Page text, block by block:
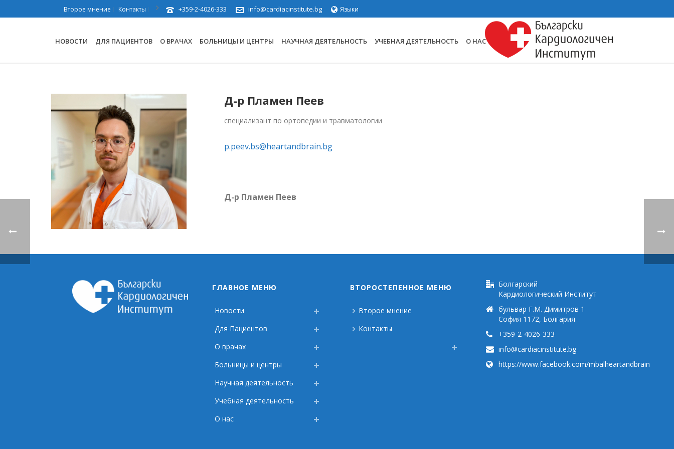
Второе мнение Контакты +359-2-4026-333 info@cardiacinstitute.bg Языки
НОВОСТИ ДЛЯ ПАЦИЕНТОВ О ВРАЧАХ БОЛЬНИЦЫ И ЦЕНТРЫ НАУЧНАЯ ДЕЯТЕЛЬНОСТЬ УЧЕБНАЯ ДЕЯТЕЛЬНОСТЬ О НАС
Д-р Пламен Пеев
специализант по ортопедии и травматологии
p.peev.bs@heartandbrain.bg
Д-р Пламен Пеев
ГЛАВНОЕ МЕНЮ
Новости
Для Пациентов
О врачах
Больницы и центры
Научная деятельность
Учебная деятельность
О нас
ВТОРОСТЕПЕННОЕ МЕНЮ
Второе мнение
Контакты
Болгарский
Кардиологический Институт
бульвар Г.М. Димитров 1
София 1172, Болгария
+359-2-4026-333
info@cardiacinstitute.bg
https://www.facebook.com/mbalheartandbrain